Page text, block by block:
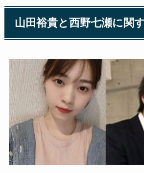
山田裕貴と西野七瀬に関